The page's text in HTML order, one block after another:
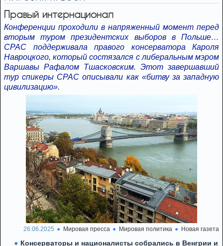
Правый интернационал
Конференции проходили в напряженный момент перед
вторым туром президентских выборов в Польше…
CPAC поддерживала правого консерватора Кароля
Навроцкого, который состязался с либеральным мэром
Варшавы Рафалом Тшасковским. Этот завершавший
тур спикеры CPAC описывали как «битву за западную
цивилизацию».
26.06.2025 Мировая пресса Мировая политика Новая газета
Консерваторы и националисты собрались в Венгрии и